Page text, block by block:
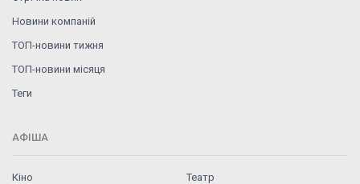
Новини компаній
ТОП-новини тижня
ТОП-новини місяця
Теги
АФІША
Кіно
Театр